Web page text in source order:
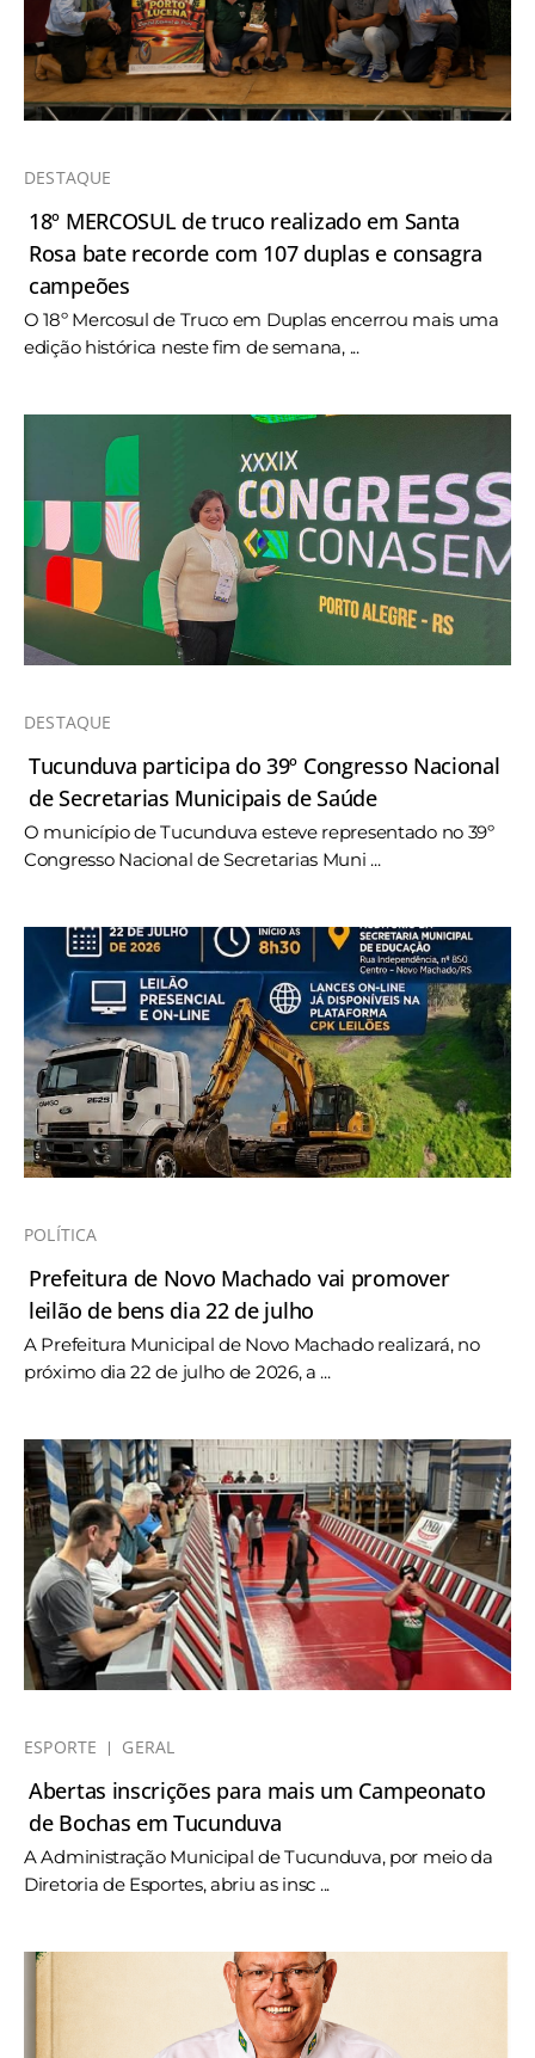
DESTAQUE
18º MERCOSUL de truco realizado em Santa
Rosa bate recorde com 107 duplas e consagra
campeões
O 18º Mercosul de Truco em Duplas encerrou mais uma
edição histórica neste fim de semana, ...
DESTAQUE
Tucunduva participa do 39º Congresso Nacional
de Secretarias Municipais de Saúde
O município de Tucunduva esteve representado no 39º
Congresso Nacional de Secretarias Muni ...
POLÍTICA
Prefeitura de Novo Machado vai promover
leilão de bens dia 22 de julho
A Prefeitura Municipal de Novo Machado realizará, no
próximo dia 22 de julho de 2026, a ...
ESPORTE GERAL
Abertas inscrições para mais um Campeonato
de Bochas em Tucunduva
A Administração Municipal de Tucunduva, por meio da
Diretoria de Esportes, abriu as insc ...